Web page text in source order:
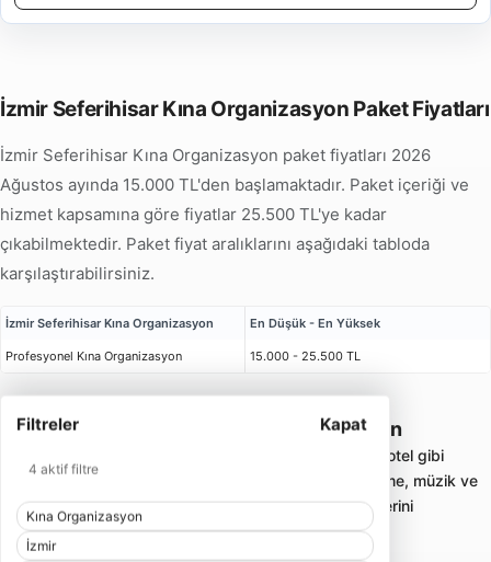
Filtreler Kapat
4 aktif filtre
Kına Organizasyon
İzmir
İzmir Seferihisar Kına Organizasyon Paket Fiyatları
İzmir Seferihisar Kına Organizasyon paket fiyatları 2026
Ağustos ayında 15.000 TL'den başlamaktadır. Paket içeriği ve
hizmet kapsamına göre fiyatlar 25.500 TL'ye kadar
çıkabilmektedir. Paket fiyat aralıklarını aşağıdaki tabloda
karşılaştırabilirsiniz.
İzmir Seferihisar Kına Organizasyon En Düşük - En Yüksek
Profesyonel Kına Organizasyon 15.000 - 25.500 TL
İzmir Seferihisar Kına Organizasyon
Kına organizasyonu; ev, salon, bahçe veya otel gibi
alanlarda kına tahtı, konsept süsleme, nedime, müzik ve
ek hizmetlerle planlanan kına gecesi paketlerini
karşılaştırmayı sağlar.